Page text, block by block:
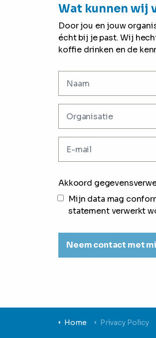
Wat kunnen wij
Door jou en jouw
écht bij je past. Wij
koffie drinken en de
Akkoord
Mijn data mag
statement verwerkt
Home Privacy Policy